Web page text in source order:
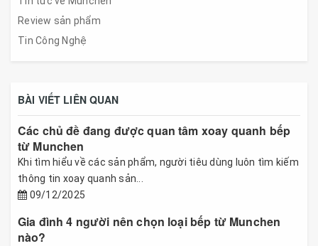
Review sản phẩm
Tin Công Nghệ
BÀI VIẾT LIÊN QUAN
Các chủ đề đang được quan tâm xoay quanh bếp
từ Munchen
Khi tìm hiểu về các sản phẩm, người tiêu dùng luôn tìm kiếm
thông tin xoay quanh sản...
09/12/2025
Gia đình 4 người nên chọn loại bếp từ Munchen
nào?